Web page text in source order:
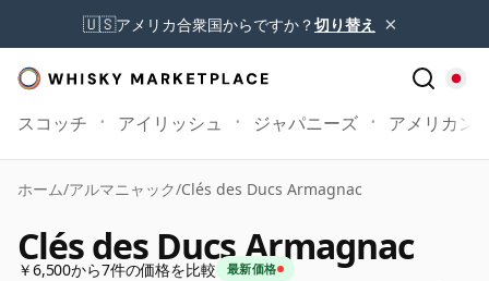
🇺🇸アメリカ合衆国からですか？切り替え ×
スコッチ アイリッシュ ジャパニーズ アメリカン
ホーム/アルマニャック/Clés des Ducs Armagnac
Clés des Ducs Armagnac
￥6,500から7件の価格を比較 最新価格